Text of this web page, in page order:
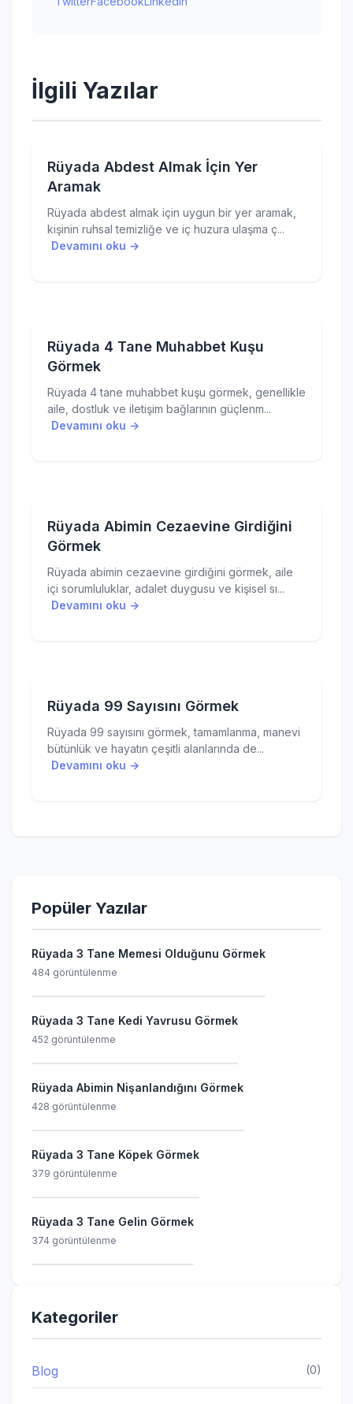
İlgili Yazılar
Rüyada Abdest Almak İçin Yer
Aramak
Rüyada abdest almak için uygun bir yer aramak,
kişinin ruhsal temizliğe ve iç huzura ulaşma ç...
Devamını oku →
Rüyada 4 Tane Muhabbet Kuşu
Görmek
Rüyada 4 tane muhabbet kuşu görmek, genellikle
aile, dostluk ve iletişim bağlarının güçlenm...
Devamını oku →
Rüyada Abimin Cezaevine Girdiğini
Görmek
Rüyada abimin cezaevine girdiğini görmek, aile
içi sorumluluklar, adalet duygusu ve kişisel sı...
Devamını oku →
Rüyada 99 Sayısını Görmek
Rüyada 99 sayısını görmek, tamamlanma, manevi
bütünlük ve hayatın çeşitli alanlarında de...
Devamını oku →
Popüler Yazılar
Rüyada 3 Tane Memesi Olduğunu Görmek
484 görüntülenme
Rüyada 3 Tane Kedi Yavrusu Görmek
452 görüntülenme
Rüyada Abimin Nişanlandığını Görmek
428 görüntülenme
Rüyada 3 Tane Köpek Görmek
379 görüntülenme
Rüyada 3 Tane Gelin Görmek
374 görüntülenme
Kategoriler
Blog (0)